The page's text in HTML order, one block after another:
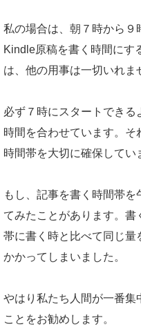
私の場合は、朝７時から
Kindle原稿を書く時間にす
は、他の用事は一切いれま
必ず７時にスタートでき
時間を合わせています。
時間帯を大切に確保してい
もし、記事を書く時間帯
てみたことがあります。書
帯に書く時と比べて同じ
かかってしまいました。
やはり私たち人間が一番集
ことをお勧めします。